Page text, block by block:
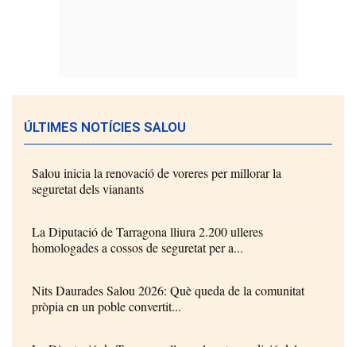
ÚLTIMES NOTÍCIES SALOU
Salou inicia la renovació de voreres per millorar la
seguretat dels vianants
La Diputació de Tarragona lliura 2.200 ulleres
homologades a cossos de seguretat per a...
Nits Daurades Salou 2026: Què queda de la comunitat
pròpia en un poble convertit...